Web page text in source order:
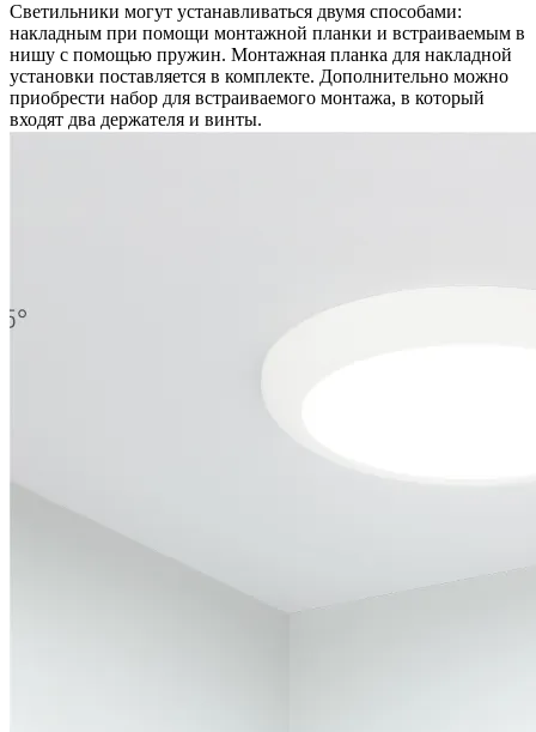
Светильники могут устанавливаться двумя способами:
накладным при помощи монтажной планки и встраиваемым в
нишу с помощью пружин. Монтажная планка для накладной
установки поставляется в комплекте. Дополнительно можно
приобрести набор для встраиваемого монтажа, в который
входят два держателя и винты.